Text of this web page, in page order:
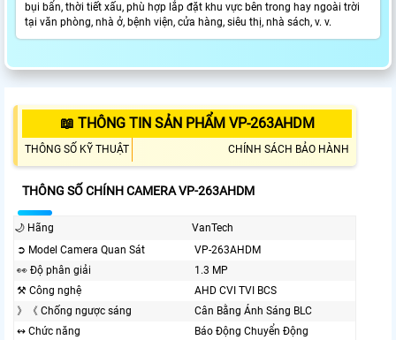
bụi bẩn, thời tiết xấu, phù hợp lắp đặt khu vực bên trong hay ngoài trời
tại văn phòng, nhà ở, bệnh viện, cửa hàng, siêu thị, nhà sách, v. v.
📖 THÔNG TIN SẢN PHẨM VP-263AHDM
THÔNG SỐ KỸ THUẬT CHÍNH SÁCH BẢO HÀNH
THÔNG SỐ CHÍNH CAMERA VP-263AHDM
🌙 Hãng
VanTech
➲ Model Camera Quan Sát
VP-263AHDM
️👀 Độ phân giải
1.3 MP
⚒ Công nghệ
AHD CVI TVI BCS
》《 Chống ngược sáng
Cân Bằng Ánh Sáng BLC
↭ Chức năng
Báo Động Chuyển Động